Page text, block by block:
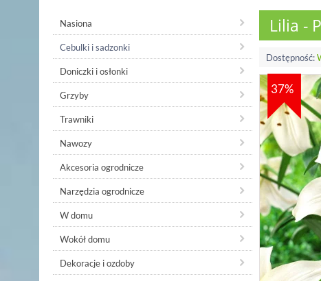
Nasiona
Cebulki i sadzonki
Doniczki i osłonki
Grzyby
Trawniki
Nawozy
Akcesoria ogrodnicze
Narzędzia ogrodnicze
W domu
Wokół domu
Dekoracje i ozdoby
Lilia -
Dostępność:
37%